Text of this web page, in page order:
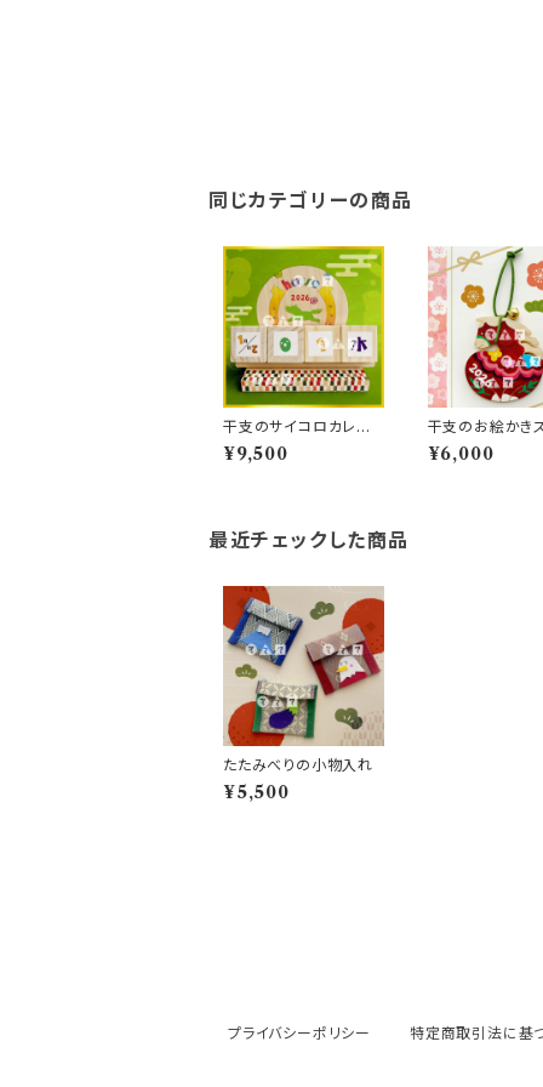
同じカテゴリーの商品
干支のサイコロカレン
ダー(10人分)
¥9,500
干支のお絵かき
プ（10人分）
¥6,000
最近チェックした商品
たたみべりの小物入れ
¥5,500
プライバシーポリシー 特定商取引法に基